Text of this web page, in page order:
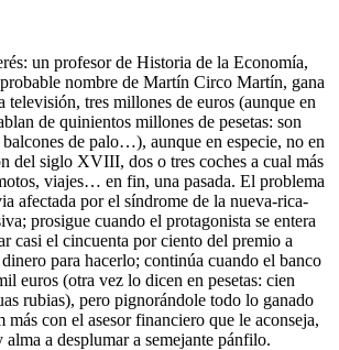
un profesor de Historia de la Economía,
nombre de Martín Circo Martín, gana
televisión, tres millones de euros (aunque en
de quinientos millones de pesetas: son
de palo…), aunque en especie, no en
del siglo XVIII, dos o tres coches a cual más
viajes… en fin, una pasada. El problema
afectada por el síndrome de la nueva-rica-
prosigue cuando el protagonista se entera
casi el cincuenta por ciento del premio a
para hacerlo; continúa cuando el banco
euros (otra vez lo dicen en pesetas: cien
rubias), pero pignorándole todo lo ganado
más con el asesor financiero que le aconseja,
a desplumar a semejante pánfilo.